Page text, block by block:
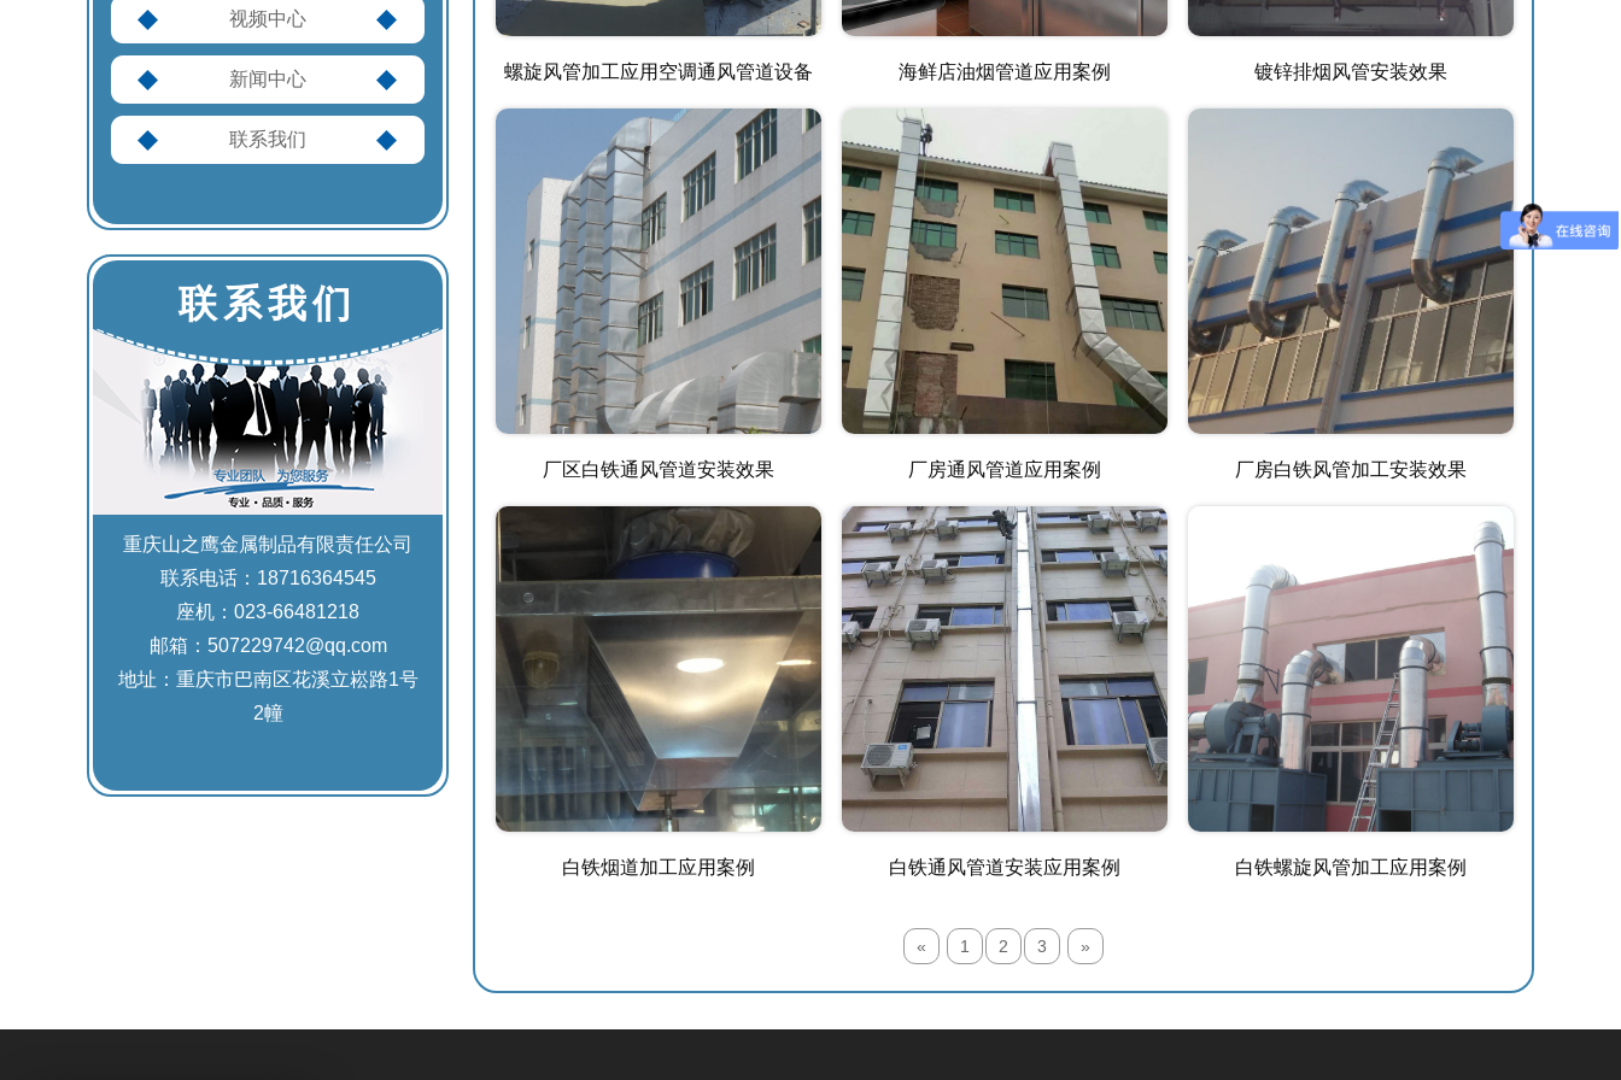
视频中心
新闻中心
联系我们
联系我们
重庆山之鹰金属制品有限责任公司
联系电话：18716364545
座机：023-66481218
邮箱：507229742@qq.com
地址：重庆市巴南区花溪立崧路1号
2幢
螺旋风管加工应用空调通风管道设备 海鲜店油烟管道应用案例 镀锌排烟风管安装效果
厂区白铁通风管道安装效果 厂房通风管道应用案例 厂房白铁风管加工安装效果
白铁烟道加工应用案例 白铁通风管道安装应用案例 白铁螺旋风管加工应用案例
« 1 2 3 »